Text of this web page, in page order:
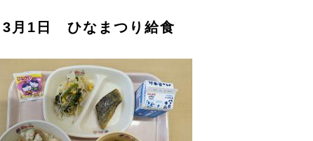
3月1日 ひなまつり給食